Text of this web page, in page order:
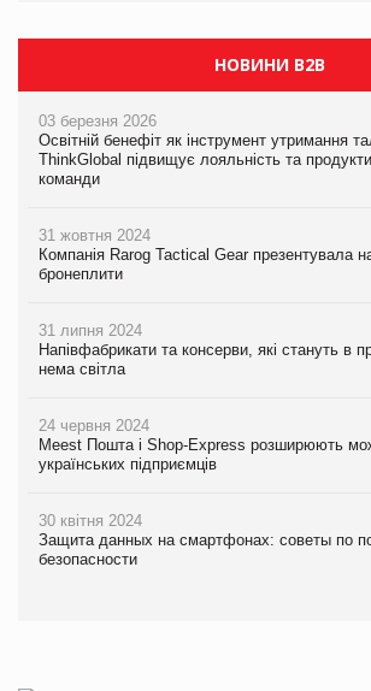
НОВИНИ B2B
03 березня 2026
Освітній бенефіт як інструмент утримання
ThinkGlobal підвищує лояльність та
команди
31 жовтня 2024
Компанія Rarog Tactical Gear презентувала
бронеплити
31 липня 2024
Напівфабрикати та консерви, які стануть в
нема світла
24 червня 2024
Meest Пошта і Shop-Express розширюють
українських підприємців
30 квітня 2024
Защита данных на смартфонах: советы по
безопасности